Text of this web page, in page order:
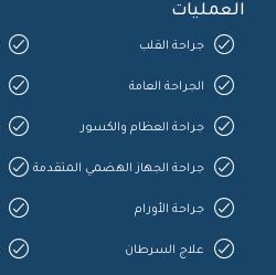
العمليات
جراحة القلب
الجراحة العامة
جراحة العظام والكسور
جراحة الجهاز الهضمي المتقدمة
جراحة الأورام
علاج السرطان